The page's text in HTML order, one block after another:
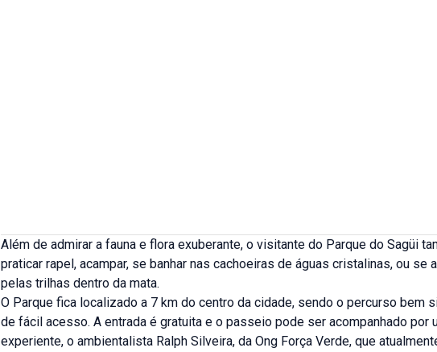
Além de admirar a fauna e flora exuberante, o visitante do Parque do Sagüi
praticar rapel, acampar, se banhar nas cachoeiras de águas cristalinas, ou se
pelas trilhas dentro da mata.
O Parque fica localizado a 7 km do centro da cidade, sendo o percurso bem
de fácil acesso. A entrada é gratuita e o passeio pode ser acompanhado por
experiente, o ambientalista Ralph Silveira, da Ong Força Verde, que